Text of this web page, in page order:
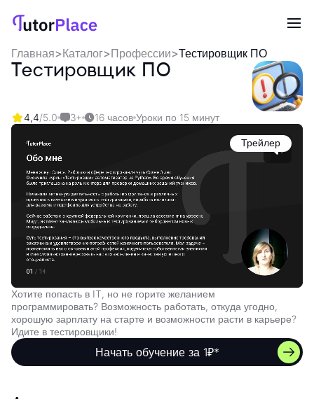
Главная>Каталог>Профессии>Тестировщик ПО
Тестировщик ПО
4,4/5.0 3+ 16 часов Уроки по 15 минут
Трейлер
Хотите попасть в IT, но не горите желанием
программировать? Возможность работать, откуда угодно,
хорошую зарплату на старте и возможности расти в карьере?
Идите в тестировщики!
Начать обучение за 1₽*